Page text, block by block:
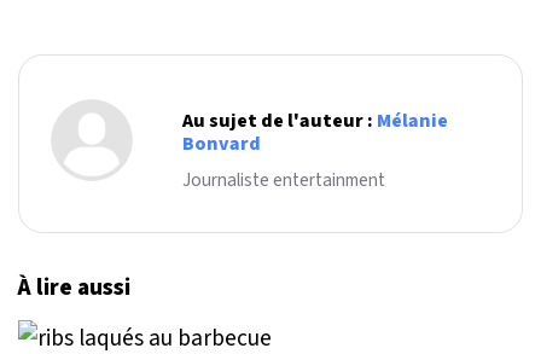
Au sujet de l'auteur : Mélanie
Bonvard
Journaliste entertainment
À lire aussi